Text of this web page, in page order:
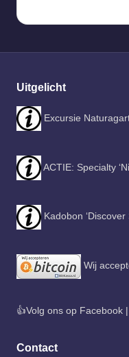
Uitgelicht
Excursie
ACTIE: Specialty
Kadobon ‘Discover
Wij
👍Volg ons op Facebook
Contact